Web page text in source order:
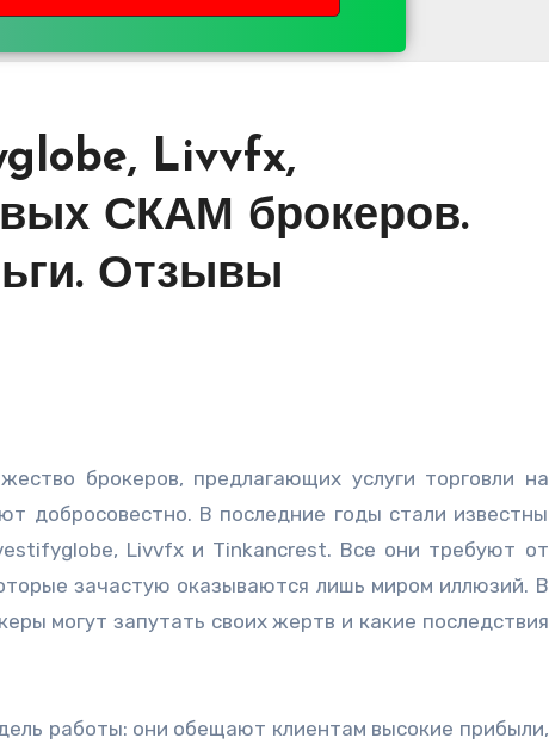
Livvfx,
СКАМ брокеров.
Отзывы
добросовестно. В последние годы стали известны
Livvfx и Tinkancrest. Все они требуют от
зачастую оказываются лишь миром иллюзий. В
могут запутать своих жертв и какие последствия
работы: они обещают клиентам высокие прибыли,